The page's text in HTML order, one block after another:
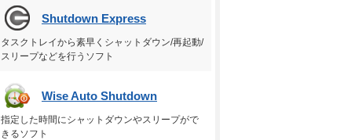
Shutdown Express
タスクトレイから素早くシャットダウン/再起動/
スリープなどを行うソフト
Wise Auto Shutdown
指定した時間にシャットダウンやスリープがで
きるソフト